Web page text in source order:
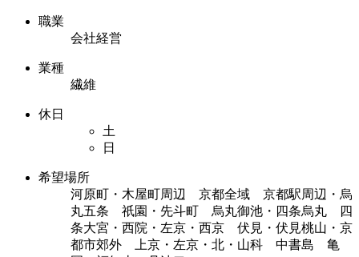
職業
会社経営
業種
繊維
休日
土
日
希望場所
河原町・木屋町周辺 京都全域 京都駅周辺・烏
丸五条 祇園・先斗町 烏丸御池・四条烏丸 四
条大宮・西院・左京・西京 伏見・伏見桃山・京
都市郊外 上京・左京・北・山科 中書島 亀